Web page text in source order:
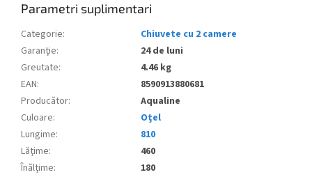
Parametri suplimentari
Categorie:
Chiuvete cu 2 camere
Garanţie:
24 de luni
Greutate:
4.46 kg
EAN:
8590913880681
Producător:
Aqualine
Culoare:
Oţel
Lungime:
810
Lăţime:
460
Înălţime:
180